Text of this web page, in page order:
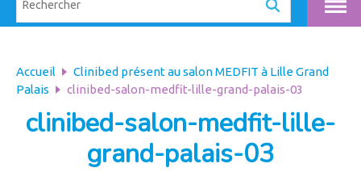
Accueil
Clinibed présent au salon MEDFIT à Lille Grand
Palais
clinibed-salon-medfit-lille-grand-palais-03
clinibed-salon-medfit-lille-
grand-palais-03